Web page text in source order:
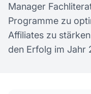
Manager
Programme zu
Affiliates zu
den Erfolg im Jahr